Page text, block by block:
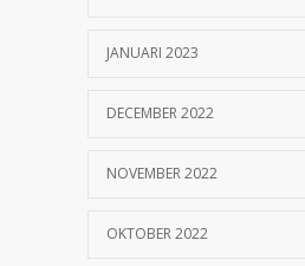
JANUARI 2023
DECEMBER 2022
NOVEMBER 2022
OKTOBER 2022